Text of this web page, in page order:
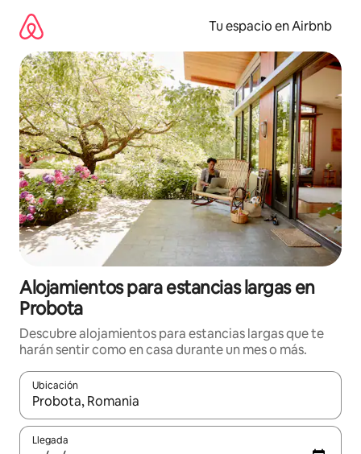
contenido
Tu espacio en Airbnb
Alojamientos para estancias largas en
Probota
Descubre alojamientos para estancias largas que te
harán sentir como en casa durante un mes o más.
Ubicación
Cuando los resultados estén disponibles, podrás navegar
Llegada